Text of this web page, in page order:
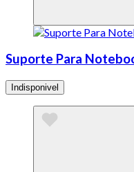
Suporte Para
Indisponivel